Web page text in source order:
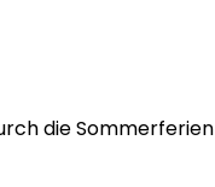
die Sommerferien